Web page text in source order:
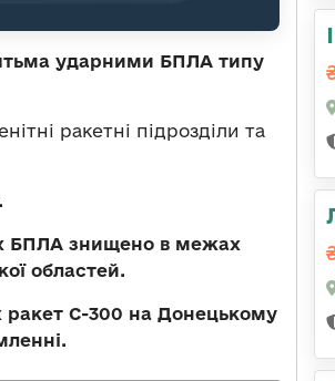
ударними БПЛА типу
ракетні підрозділи та
БПЛА знищено в межах
областей.
ракет С-300 на Донецькому